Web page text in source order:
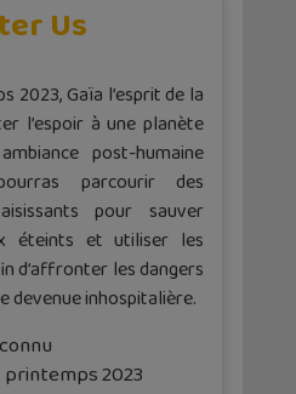
Us
2023, Gaïa l’esprit de la
l’espoir à une planète
post-humaine
parcourir des
pour sauver
éteints et utiliser les
d’affronter les dangers
devenue inhospitalière.
2023